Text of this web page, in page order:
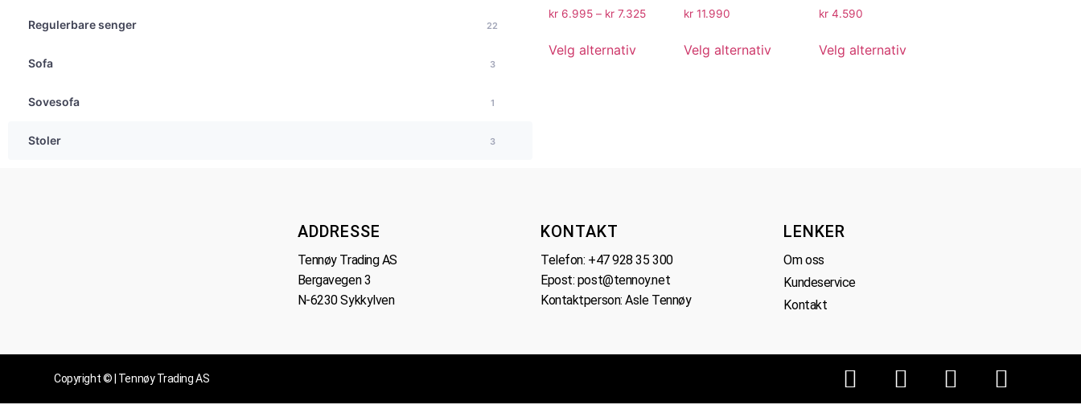
Regulerbare senger 22
Sofa 3
Sovesofa 1
Stoler 3
kr 6.995 – kr 7.325
Velg alternativ
kr 11.990
Velg alternativ
kr 4.590
Velg alternativ
ADDRESSE
Tennøy Trading AS
Bergavegen 3
N-6230 Sykkylven
KONTAKT
Telefon: +47 928 35 300
Epost: post@tennoy.net
Kontaktperson: Asle Tennøy
LENKER
Om oss
Kundeservice
Kontakt
Copyright © | Tennøy Trading AS